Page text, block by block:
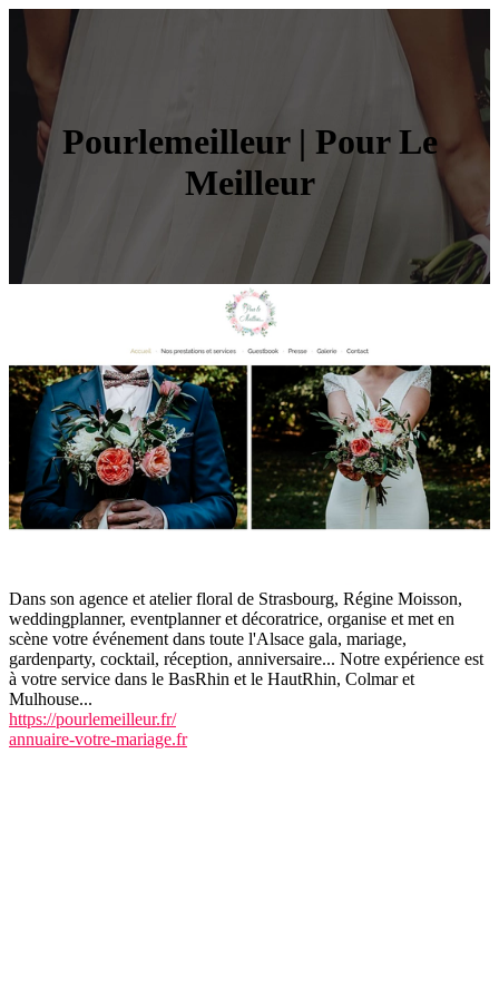
Pour­le­meil­leur | Pour Le
Meilleur
Dans son agence et atelier floral de Strasbourg, Régine Moisson,
weddingplanner, eventplanner et décoratrice, organise et met en
scène votre événement dans toute l'Alsace gala, mariage,
gardenparty, cocktail, réception, anniversaire... Notre expérience est
à votre service dans le BasRhin et le HautRhin, Colmar et
Mulhouse...
https://pourlemeilleur.fr/
annuaire-votre-mariage.fr